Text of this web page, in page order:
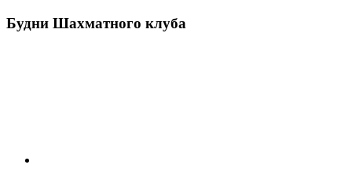
Будни Шахматного клуба